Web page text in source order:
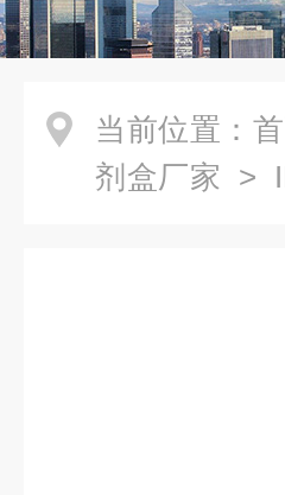
当前位置：
剂盒厂家 >